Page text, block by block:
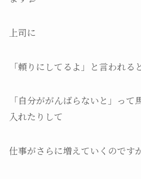
上司に
「頼りにしてるよ」と言われる
「自分ががんばらないと」って
入れたりして
仕事がさらに増えていくのです